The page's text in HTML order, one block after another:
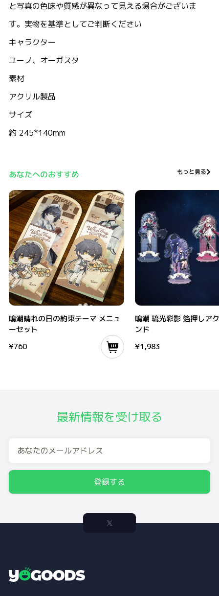
と写真の色味や質感が異なって見える場合がございま
す。実物を基準としてご判断ください
キャラクター
ユーノ、オーガスタ
素材
アクリル製品
サイズ
約 245*140mm
あなたへのおすすめ もっと見る
鳴潮晴れの日の約束テーマ メニュ
ーセット
¥760
鳴潮 琉光彩影 箔押しア
ンド
¥1,983
最新情報を受け取る
登録する